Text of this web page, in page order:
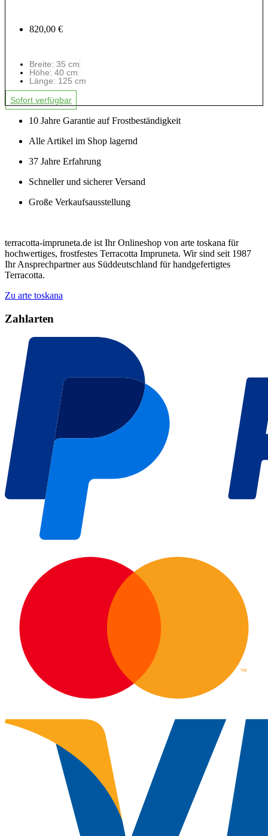
820,00 €
Breite: 35 cm
Höhe: 40 cm
Länge: 125 cm
Sofort verfügbar
10 Jahre Garantie auf Frostbeständigkeit
Alle Artikel im Shop lagernd
37 Jahre Erfahrung
Schneller und sicherer Versand
Große Verkaufsausstellung
terracotta-impruneta.de ist Ihr Onlineshop von arte toskana für
hochwertiges, frostfestes Terracotta Impruneta. Wir sind seit 1987
Ihr Ansprechpartner aus Süddeutschland für handgefertigtes
Terracotta.
Zu arte toskana
Zahlarten